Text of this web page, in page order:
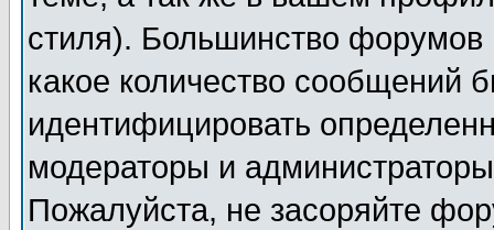
стиля). Большинство форумов
какое количество сообщений
идентифицировать
модераторы и
Пожалуйста, не засоряйте